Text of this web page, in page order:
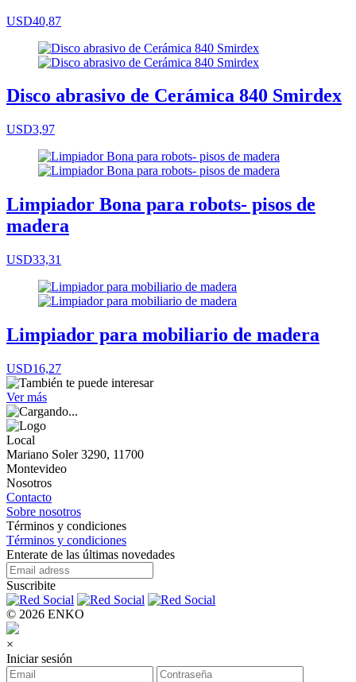
USD40,87
Disco abrasivo de Cerámica 840 Smirdex
USD3,97
Limpiador Bona para robots- pisos de
madera
USD33,31
Limpiador para mobiliario de madera
USD16,27
Ver más
Local
Mariano Soler 3290, 11700
Montevideo
Nosotros
Contacto
Sobre nosotros
Términos y condiciones
Términos y condiciones
Enterate de las últimas novedades
Suscribite
© 2026 ENKO
×
Iniciar sesión